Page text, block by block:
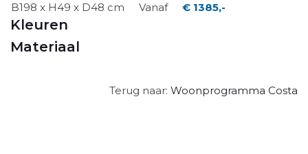
B198 x H49 x D48 cm
Vanaf € 1385,-
Kleuren
Materiaal
Terug naar: Woonprogramma Costa